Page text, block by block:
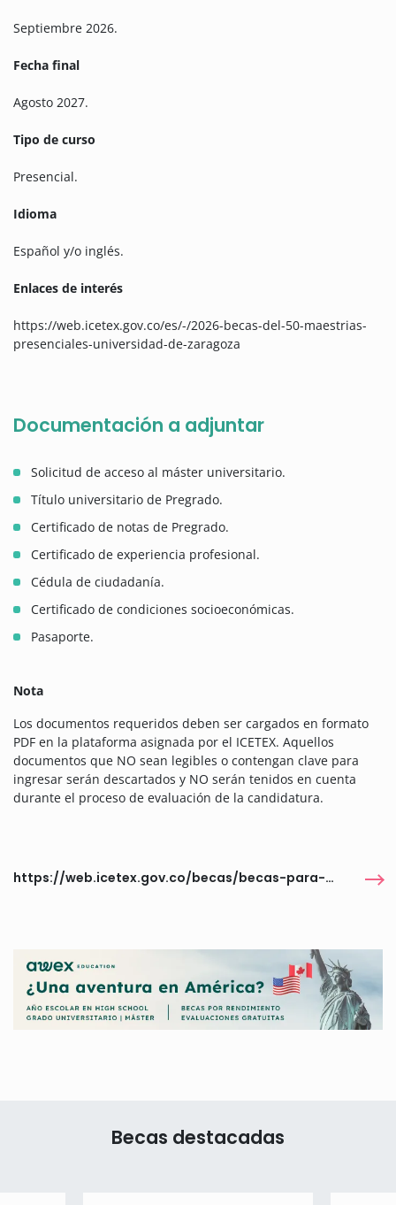
Septiembre 2026.
Fecha final
Agosto 2027.
Tipo de curso
Presencial.
Idioma
Español y/o inglés.
Enlaces de interés
https://web.icetex.gov.co/es/-/2026-becas-del-50-maestrias-
presenciales-universidad-de-zaragoza
Documentación a adjuntar
Solicitud de acceso al máster universitario.
Título universitario de Pregrado.
Certificado de notas de Pregrado.
Certificado de experiencia profesional.
Cédula de ciudadanía.
Certificado de condiciones socioeconómicas.
Pasaporte.
Nota
Los documentos requeridos deben ser cargados en formato
PDF en la plataforma asignada por el ICETEX. Aquellos
documentos que NO sean legibles o contengan clave para
ingresar serán descartados y NO serán tenidos en cuenta
durante el proceso de evaluación de la candidatura.
https://web.icetex.gov.co/becas/becas-para-estudios-en-el-exterior/becas-vigentes
Becas destacadas